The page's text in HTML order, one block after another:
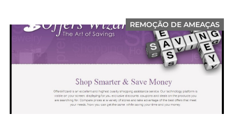
REMOÇÃO DE AMEAÇAS